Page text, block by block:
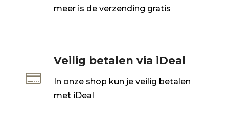
meer is de verzending gratis

Veilig betalen via iDeal
In onze shop kun je veilig betalen
met iDeal